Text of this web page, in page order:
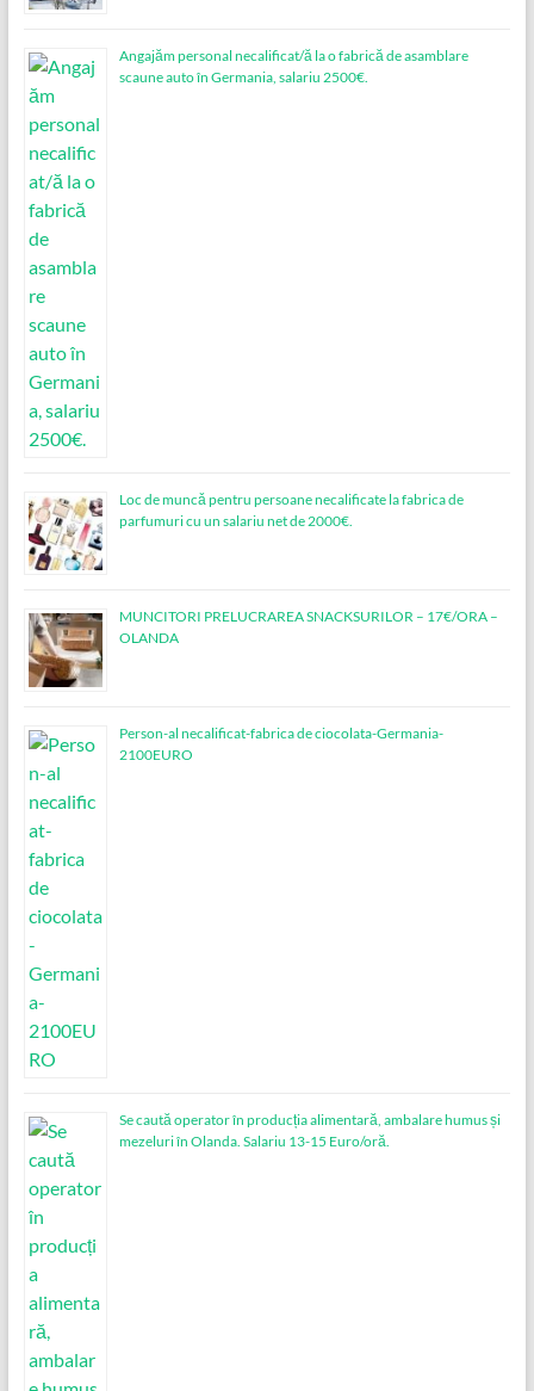
Angajăm personal necalificat/ă la o fabrică de asamblare
scaune auto în Germania, salariu 2500€.
Loc de muncǎ pentru persoane necalificate la fabrica de
parfumuri cu un salariu net de 2000€.
MUNCITORI PRELUCRAREA SNACKSURILOR – 17€/ORA –
OLANDA
Person-al necalificat-fabrica de ciocolata-Germania-
2100EURO
Se caută operator în producția alimentară, ambalare humus și
mezeluri în Olanda. Salariu 13-15 Euro/oră.